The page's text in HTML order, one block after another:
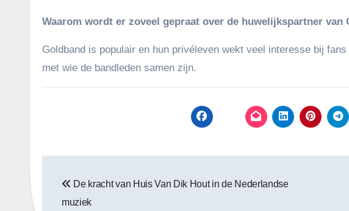
Waarom wordt er zoveel gepraat over de huwelijkspartner van
Goldband is populair en hun privéleven wekt veel interesse bij
met wie de bandleden samen zijn.
navigatie
De kracht van Huis Van Dik Hout in de Nederlandse
muziek